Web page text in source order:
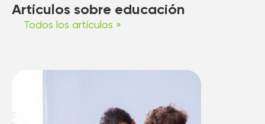
Artículos sobre educación
Todos los artículos »